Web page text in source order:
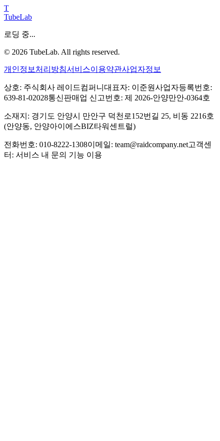
T
TubeLab
로딩 중...
© 2026 TubeLab. All rights reserved.
개인정보처리방침서비스이용약관사업자정보
상호: 주식회사 레이드컴퍼니 대표자: 이준원사업자등록번호:
639-81-02028통신판매업 신고번호: 제 2026-안양만안-0364호
소재지: 경기도 안양시 만안구 덕천로152번길 25, 비동 2216호
(안양동, 안양아이에스BIZ타워센트럴)
전화번호: 010-8222-1308이메일: team@raidcompany.net고객센
터: 서비스 내 문의 기능 이용